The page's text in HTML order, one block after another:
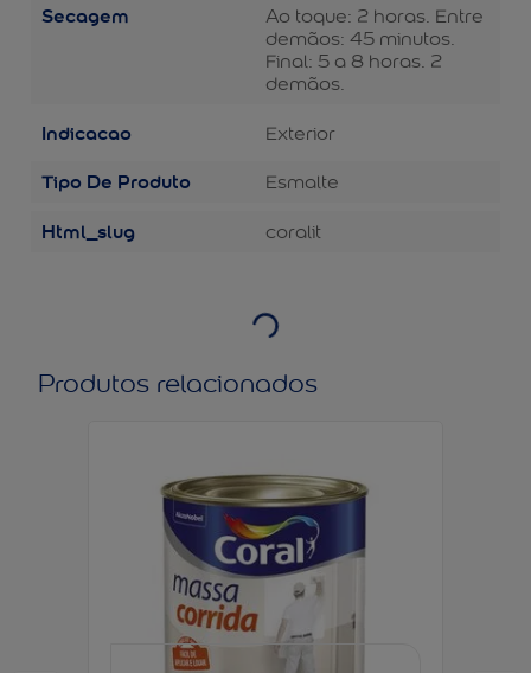
Secagem
Ao toque: 2 horas. Entre
demãos: 45 minutos.
Final: 5 a 8 horas. 2
demãos.
Indicacao Exterior
Tipo De Produto Esmalte
Html_slug coralit
Produtos relacionados